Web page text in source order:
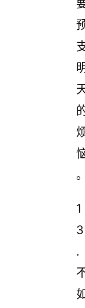
1
3
.